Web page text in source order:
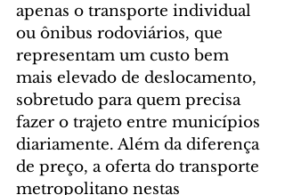
apenas o transporte individual
ou ônibus rodoviários, que
representam um custo bem
mais elevado de deslocamento,
sobretudo para quem precisa
fazer o trajeto entre municípios
diariamente. Além da diferença
de preço, a oferta do transporte
metropolitano nestas